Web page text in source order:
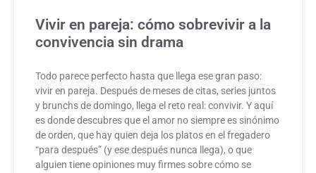
Vivir en pareja: cómo sobrevivir a la
convivencia sin drama
Todo parece perfecto hasta que llega ese gran paso:
vivir en pareja. Después de meses de citas, series juntos
y brunchs de domingo, llega el reto real: convivir. Y aquí
es donde descubres que el amor no siempre es sinónimo
de orden, que hay quien deja los platos en el fregadero
“para después” (y ese después nunca llega), o que
alguien tiene opiniones muy firmes sobre cómo se